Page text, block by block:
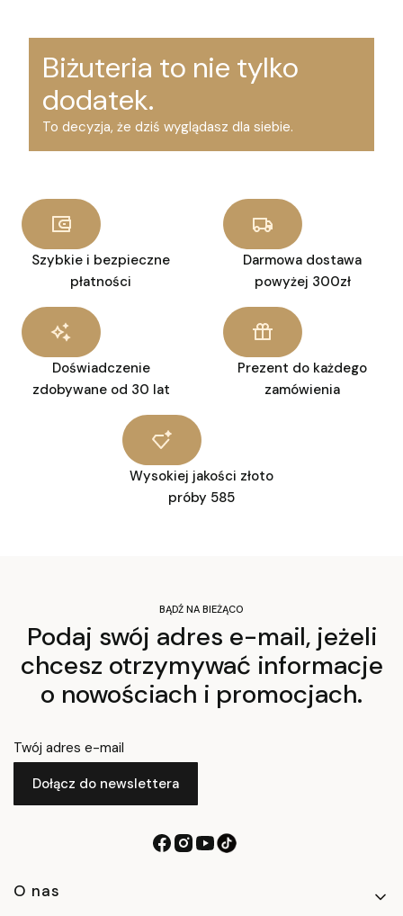
Biżuteria to nie tylko
dodatek.
To decyzja, że dziś wyglądasz dla siebie.
Szybkie i bezpieczne
płatności
Darmowa dostawa
powyżej 300zł
Doświadczenie
zdobywane od 30 lat
Prezent do każdego
zamówienia
Wysokiej jakości złoto
próby 585
BĄDŹ NA BIEŻĄCO
Podaj swój adres e-mail, jeżeli
chcesz otrzymywać informacje
o nowościach i promocjach.
Twój adres e-mail
Dołącz do newslettera
Linki w stopce
O nas